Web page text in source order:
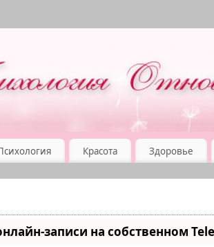
Красота Здоровье
записи на собственном